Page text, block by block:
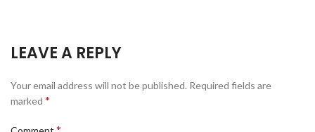
LEAVE A REPLY
Your email address will not be published. Required fields are
marked *
*